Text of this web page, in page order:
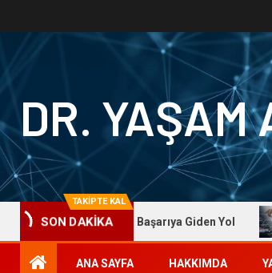
DR. YAŞAM
TAKİPTE KAL
SON DAKİKA
Yaşam Ayavefe: Başarıya Giden Yol
ANA SAYFA HAKKIMDA